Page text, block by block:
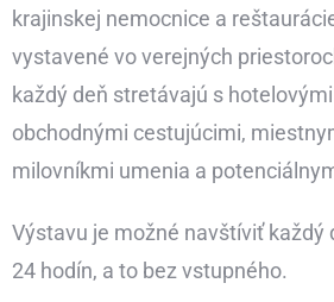
krajinskej nemocnice a
vystavené vo verejných
každý deň stretávajú s
obchodnými cestujúcimi,
milovníkmi umenia a
Výstavu je možné navštíviť každý
24 hodín, a to bez vstupného.